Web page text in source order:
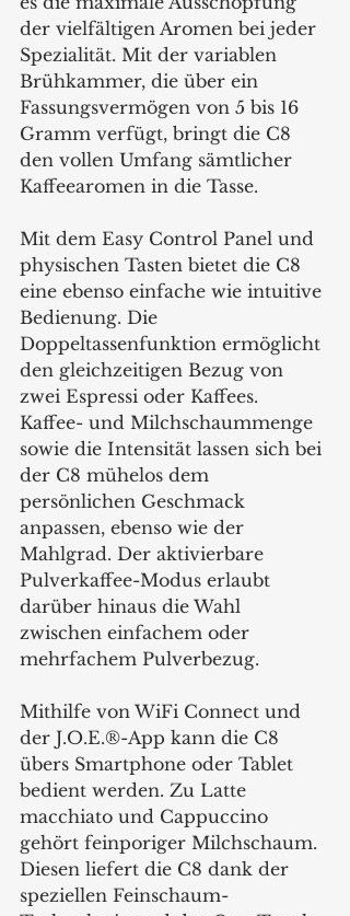
der vielfältigen Aromen bei jeder
Spezialität. Mit der variablen
Brühkammer, die über ein
Fassungsvermögen von 5 bis 16
Gramm verfügt, bringt die C8
den vollen Umfang sämtlicher
Kaffeearomen in die Tasse.
Mit dem Easy Control Panel und
physischen Tasten bietet die C8
eine ebenso einfache wie intuitive
Bedienung. Die
Doppeltassenfunktion ermöglicht
den gleichzeitigen Bezug von
zwei Espressi oder Kaffees.
Kaffee- und Milchschaummenge
sowie die Intensität lassen sich bei
der C8 mühelos dem
persönlichen Geschmack
anpassen, ebenso wie der
Mahlgrad. Der aktivierbare
Pulverkaffee-Modus erlaubt
darüber hinaus die Wahl
zwischen einfachem oder
mehrfachem Pulverbezug.
Mithilfe von WiFi Connect und
der J.O.E.®-App kann die C8
übers Smartphone oder Tablet
bedient werden. Zu Latte
macchiato und Cappuccino
gehört feinporiger Milchschaum.
Diesen liefert die C8 dank der
speziellen Feinschaum-